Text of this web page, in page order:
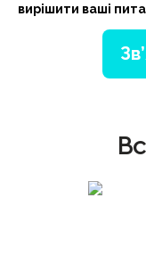
вирішити ваші